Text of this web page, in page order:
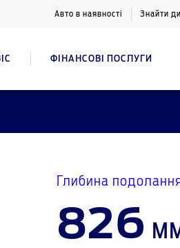
Авто в наявності Знайти
ФІНАНСОВІ ПОСЛУГИ
Глибина
826